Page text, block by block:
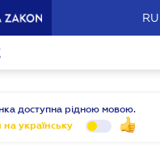
RU
доступна рідною мовою.
українську